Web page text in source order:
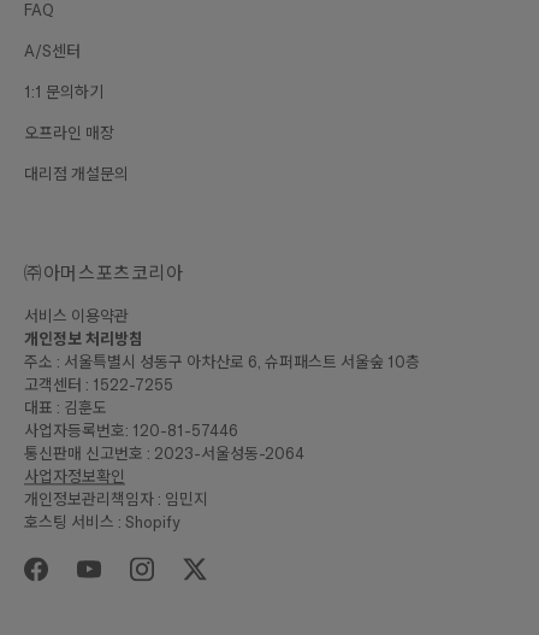
FAQ
A/S센터
1:1 문의하기
오프라인 매장
대리점 개설문의
㈜아머스포츠코리아
서비스 이용약관
개인정보 처리방침
주소 : 서울특별시 성동구 아차산로 6, 슈퍼패스트 서울숲 10층
고객센터 : 1522-7255
대표 : 김훈도
사업자등록번호: 120-81-57446
통신판매 신고번호 : 2023-서울성동-2064
사업자정보확인
개인정보관리책임자 : 임민지
호스팅 서비스 : Shopify